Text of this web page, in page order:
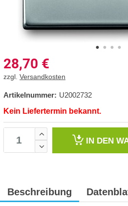
28,70 €
zzgl. Versandkosten
Artikelnummer: U2002732
Kein Liefertermin bekannt.
IN DEN
Beschreibung